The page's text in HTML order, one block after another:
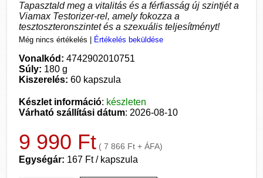
Tapasztald meg a vitalitás és a férfiasság új szintjét a
Viamax Testorizer-rel, amely fokozza a
tesztoszteronszintet és a szexuális teljesítményt!
Még nincs értékelés Értékelés beküldése
Vonalkód: 4742902010751
Súly: 180 g
Kiszerelés: 60 kapszula
Készlet információ: készleten
Várható szállítási dátum: 2026-08-10
9 990 Ft ( 7 866 Ft + ÁFA)
Egységár: 167 Ft / kapszula